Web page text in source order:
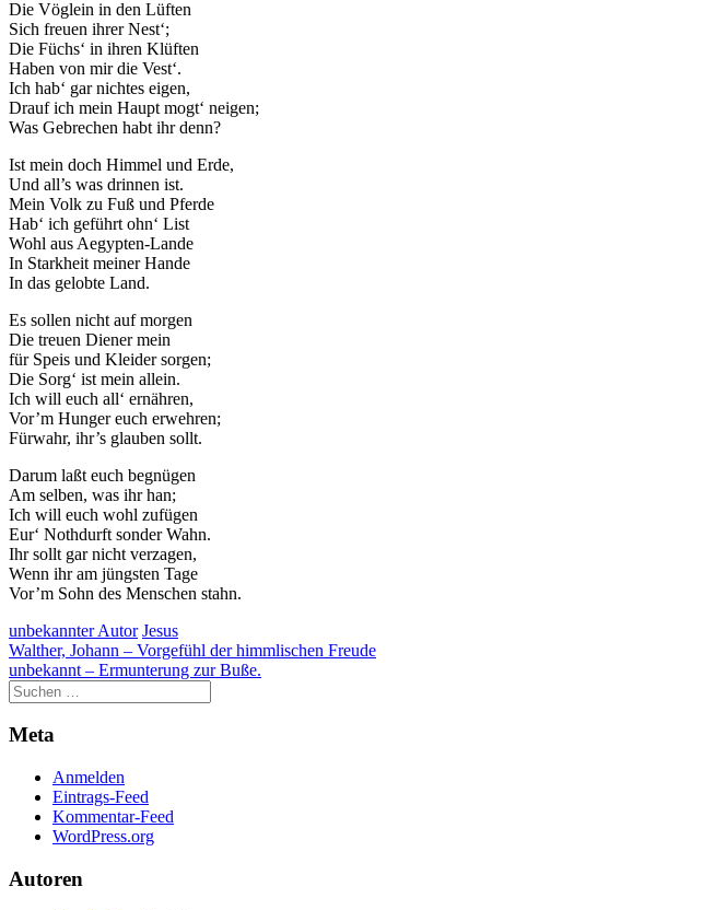
Die Vöglein in den Lüften
Sich freuen ihrer Nest‘;
Die Füchs‘ in ihren Klüften
Haben von mir die Vest‘.
Ich hab‘ gar nichtes eigen,
Drauf ich mein Haupt mogt‘ neigen;
Was Gebrechen habt ihr denn?
Ist mein doch Himmel und Erde,
Und all’s was drinnen ist.
Mein Volk zu Fuß und Pferde
Hab‘ ich geführt ohn‘ List
Wohl aus Aegypten-Lande
In Starkheit meiner Hande
In das gelobte Land.
Es sollen nicht auf morgen
Die treuen Diener mein
für Speis und Kleider sorgen;
Die Sorg‘ ist mein allein.
Ich will euch all‘ ernähren,
Vor’m Hunger euch erwehren;
Fürwahr, ihr’s glauben sollt.
Darum laßt euch begnügen
Am selben, was ihr han;
Ich will euch wohl zufügen
Eur‘ Nothdurft sonder Wahn.
Ihr sollt gar nicht verzagen,
Wenn ihr am jüngsten Tage
Vor’m Sohn des Menschen stahn.
unbekannter Autor Jesus
Beitragsnavigation
Walther, Johann – Vorgefühl der himmlischen Freude
unbekannt – Ermunterung zur Buße.
Meta
Anmelden
Eintrags-Feed
Kommentar-Feed
WordPress.org
Autoren